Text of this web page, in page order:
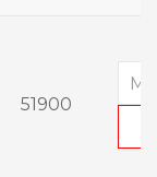
51900